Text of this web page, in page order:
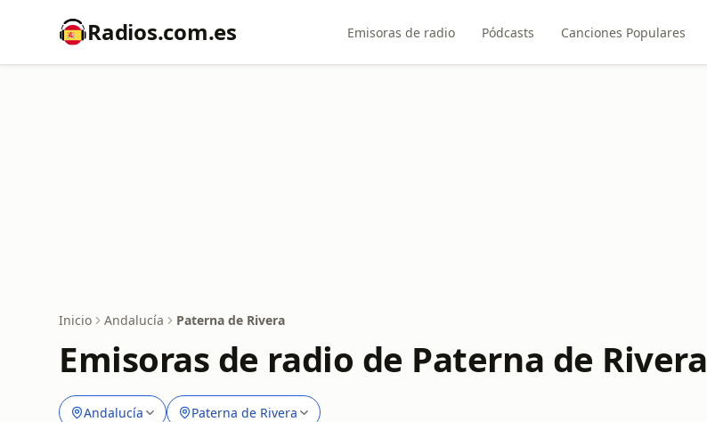
Radios.com.es Emisoras de radio Pódcasts Canciones Populares
Inicio Andalucía Paterna de Rivera
Emisoras de radio de Paterna de Rivera
Andalucía Paterna de Rivera